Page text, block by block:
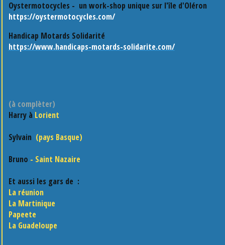
Oystermotocycles - un work-shop unique sur l'île d'Oléron
https://oystermotocycles.com/
Handicap Motards Solidarité
https://www.handicaps-motards-solidarite.com/
(à complèter)
Harry à Lorient
Sylvain (pays Basque)
Bruno - Saint Nazaire
Et aussi les gars de :
La réunion
La Martinique
Papeete
La Guadeloupe